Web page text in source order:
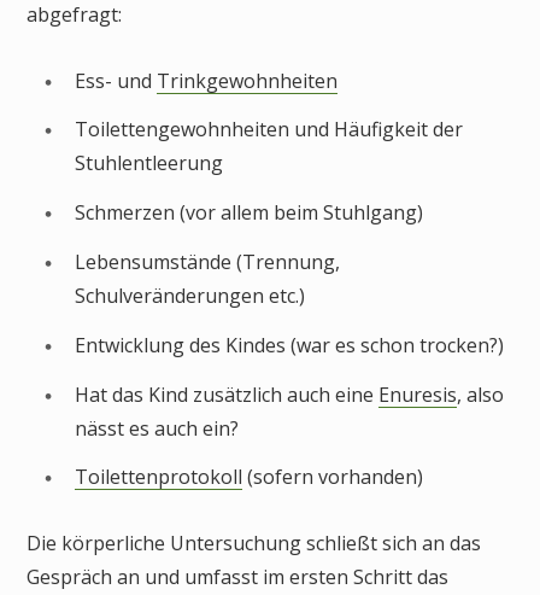
abgefragt:
Ess- und Trinkgewohnheiten
Toilettengewohnheiten und Häufigkeit der
Stuhlentleerung
Schmerzen (vor allem beim Stuhlgang)
Lebensumstände (Trennung,
Schulveränderungen etc.)
Entwicklung des Kindes (war es schon trocken?)
Hat das Kind zusätzlich auch eine Enuresis, also
nässt es auch ein?
Toilettenprotokoll (sofern vorhanden)
Die körperliche Untersuchung schließt sich an das
Gespräch an und umfasst im ersten Schritt das